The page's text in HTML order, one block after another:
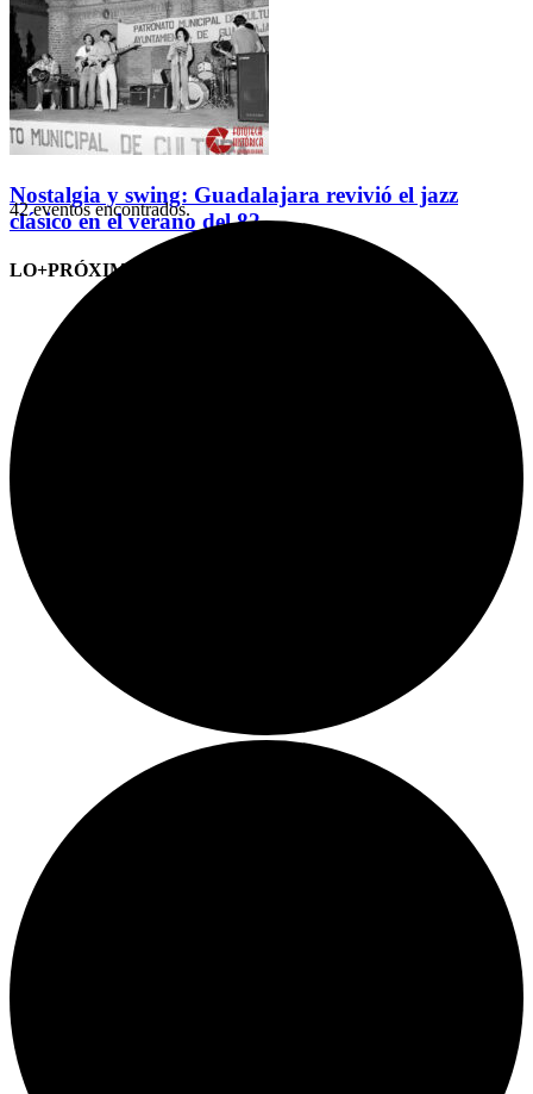
Nostalgia y swing: Guadalajara revivió el jazz
clásico en el verano del 82
LO+PRÓXIMO (CITAS)
42 eventos encontrados.